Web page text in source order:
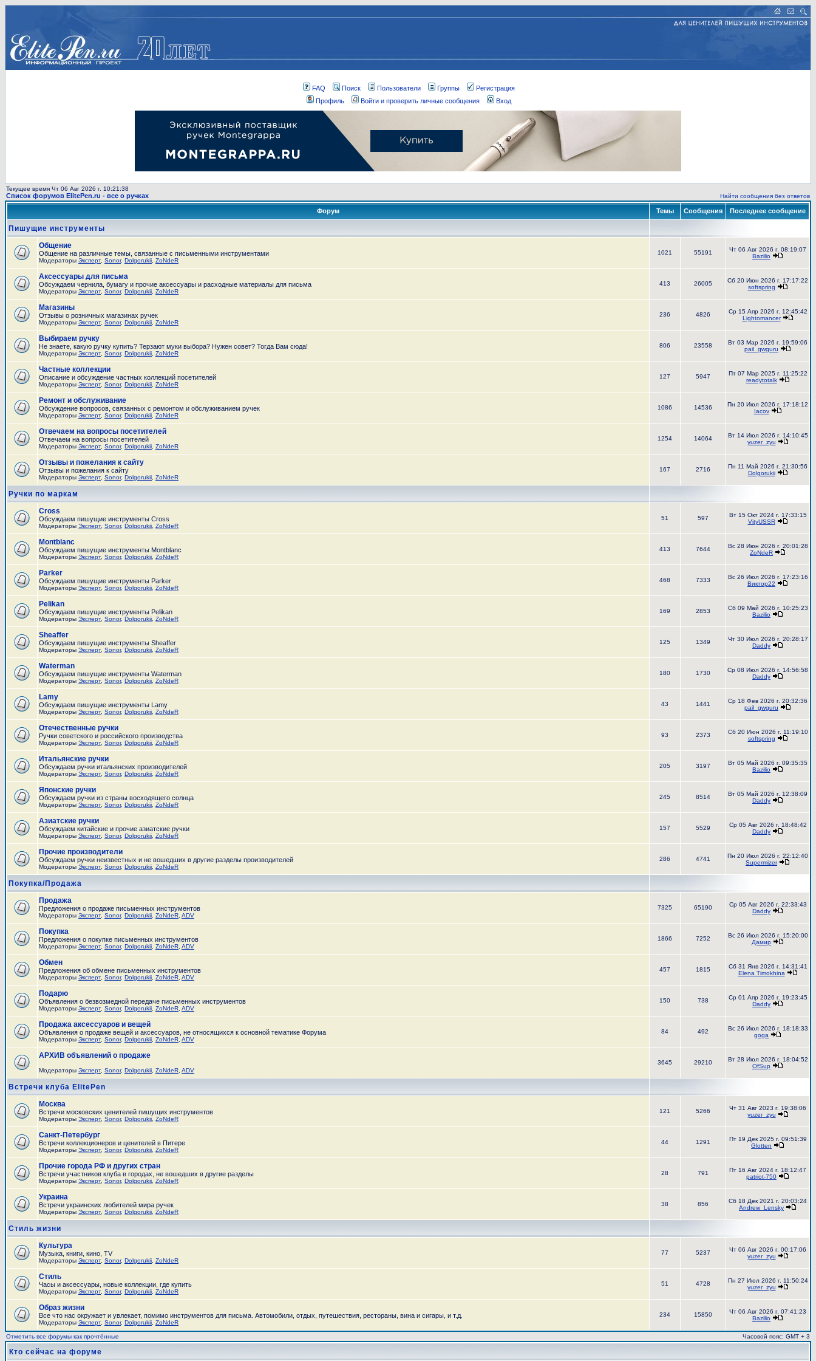
FAQ Поиск Пользователи Группы
Регистрация
Профиль
Войти и проверить личные сообщения Вход
Текущее время Чт 06 Авг 2026 г. 10:21:38
Список форумов ElitePen.ru - все о ручках Найти сообщения без ответов
Форум Темы Сообщения Последнее сообщение
Пишущие инструменты
Общение
Общение на различные темы, связанные с письменными инструментами
Модераторы Эксперт, Sonor, Dolgorukii ZoNdeR
1021 55191
Чт 06 Авг 2026 г. 08:19:07
Bazilio
Аксессуары для письма
Обсуждаем чернила, бумагу и прочие аксессуары и расходные материалы для письма
Модераторы Эксперт, Sonor, Dolgorukii ZoNdeR
413 26005
Сб 20 Июн 2026 г. 17:17:22
softspring
Магазины
Отзывы о розничных магазинах ручек
Модераторы Эксперт, Sonor, Dolgorukii ZoNdeR
236 4826
Ср 15 Апр 2026 г. 12:45:42
Lightomancer
Выбираем ручку
Не знаете, какую ручку купить? Терзают муки выбора? Нужен совет? Тогда Вам сюда!
Модераторы Эксперт, Sonor, Dolgorukii ZoNdeR
806 23558
Вт 03 Мар 2026 г. 19:59:06
pail_gwguru
Частные коллекции
Описание и обсуждение частных коллекций посетителей
Модераторы Эксперт, Sonor, Dolgorukii ZoNdeR
127 5947
Пт 07 Мар 2025 г. 11:25:22
readytotalk
Ремонт и обслуживание
Обсуждение вопросов, связанных с ремонтом и обслуживанием ручек
Модераторы Эксперт, Sonor, Dolgorukii ZoNdeR
1086 14536
Пн 20 Июл 2026 г. 17:18:12
Iacov
Отвечаем на вопросы посетителей
Отвечаем на вопросы посетителей
Модераторы Эксперт, Sonor, Dolgorukii ZoNdeR
1254 14064
Вт 14 Июл 2026 г. 14:10:45
yuzer_zyu
Отзывы и пожелания к сайту
Отзывы и пожелания к сайту
Модераторы Эксперт, Sonor, Dolgorukii ZoNdeR
167 2716
Пн 11 Май 2026 г. 21:30:56
Dolgorukii
Ручки по маркам
Cross
Обсуждаем пишущие инструменты Cross
Модераторы Эксперт, Sonor, Dolgorukii ZoNdeR
51 597
Вт 15 Окт 2024 г. 17:33:15
VityUSSR
Montblanc
Обсуждаем пишущие инструменты Montblanc
Модераторы Эксперт, Sonor, Dolgorukii ZoNdeR
413 7644
Вс 28 Июн 2026 г. 20:01:28
ZoNdeR
Parker
Обсуждаем пишущие инструменты Parker
Модераторы Эксперт, Sonor, Dolgorukii ZoNdeR
468 7333
Вс 26 Июл 2026 г. 17:23:16
Виктор22
Pelikan
Обсуждаем пишущие инструменты Pelikan
Модераторы Эксперт, Sonor, Dolgorukii ZoNdeR
169 2853
Сб 09 Май 2026 г. 10:25:23
Bazilio
Sheaffer
Обсуждаем пишущие инструменты Sheaffer
Модераторы Эксперт, Sonor, Dolgorukii ZoNdeR
125 1349
Чт 30 Июл 2026 г. 20:28:17
Daddy
Waterman
Обсуждаем пишущие инструменты Waterman
Модераторы Эксперт, Sonor, Dolgorukii ZoNdeR
180 1730
Ср 08 Июл 2026 г. 14:56:58
Daddy
Lamy
Обсуждаем пишущие инструменты Lamy
Модераторы Эксперт, Sonor, Dolgorukii ZoNdeR
43 1441
Ср 18 Фев 2026 г. 20:32:36
pail_gwguru
Отечественные ручки
Ручки советского и российского производства
Модераторы Эксперт, Sonor, Dolgorukii ZoNdeR
93 2373
Сб 20 Июн 2026 г. 11:19:10
softspring
Итальянские ручки
Обсуждаем ручки итальянских производителей
Модераторы Эксперт, Sonor, Dolgorukii ZoNdeR
205 3197
Вт 05 Май 2026 г. 09:35:35
Bazilio
Японские ручки
Обсуждаем ручки из страны восходящего солнца
Модераторы Эксперт, Sonor, Dolgorukii ZoNdeR
245 8514
Вт 05 Май 2026 г. 12:38:09
Daddy
Азиатские ручки
Обсуждаем китайские и прочие азиатские ручки
Модераторы Эксперт, Sonor, Dolgorukii ZoNdeR
157 5529
Ср 05 Авг 2026 г. 18:48:42
Daddy
Прочие производители
Обсуждаем ручки неизвестных и не вошедших в другие разделы производителей
Модераторы Эксперт, Sonor, Dolgorukii ZoNdeR
286 4741
Пн 20 Июл 2026 г. 22:12:40
Supermizer
Покупка/Продажа
Продажа
Предложения о продаже письменных инструментов
Модераторы Эксперт, Sonor, Dolgorukii ZoNdeR ADV
7325 65190
Ср 05 Авг 2026 г. 22:33:43
Daddy
Покупка
Предложения о покупке письменных инструментов
Модераторы Эксперт, Sonor, Dolgorukii ZoNdeR ADV
1866 7252
Вс 26 Июл 2026 г. 15:20:00
Дамир
Обмен
Предложения об обмене письменных инструментов
Модераторы Эксперт, Sonor, Dolgorukii ZoNdeR ADV
457 1815
Сб 31 Янв 2026 г. 14:31:41
Elena Timokhina
Подарю
Объявления о безвозмедной передаче письменных инструментов
Модераторы Эксперт, Sonor, Dolgorukii ZoNdeR ADV
150 738
Ср 01 Апр 2026 г. 19:23:45
Daddy
Продажа аксессуаров и вещей
Объявления о продаже вещей и аксессуаров, не относящихся к основной тематике Форума
Модераторы Эксперт, Sonor, Dolgorukii ZoNdeR ADV
84 492
Вс 26 Июл 2026 г. 18:18:33
goga
АРХИВ объявлений о продаже
Модераторы Эксперт, Sonor, Dolgorukii ZoNdeR ADV
3645 29210
Вт 28 Июл 2026 г. 18:04:52
OfSup
Встречи клуба ElitePen
Москва
Встречи московских ценителей пишущих инструментов
Модераторы Эксперт, Sonor, Dolgorukii ZoNdeR
121 5266
Чт 31 Авг 2023 г. 19:38:06
yuzer_zyu
Санкт-Петербург
Встречи коллекционеров и ценителей в Питере
Модераторы Эксперт, Sonor, Dolgorukii ZoNdeR
44 1291
Пт 19 Дек 2025 г. 09:51:39
Glotten
Прочие города РФ и других стран
Встречи участников клуба в городах, не вошедших в другие разделы
Модераторы Эксперт, Sonor, Dolgorukii ZoNdeR
28 791
Пт 16 Авг 2024 г. 18:12:47
patriot-750
Украина
Встречи украинских любителей мира ручек
Модераторы Эксперт, Sonor, Dolgorukii ZoNdeR
38 856
Сб 18 Дек 2021 г. 20:03:24
Andrew_Lensky
Стиль жизни
Культура
Музыка, книги, кино, TV
Модераторы Эксперт, Sonor, Dolgorukii ZoNdeR
77 5237
Чт 06 Авг 2026 г. 00:17:06
yuzer_zyu
Стиль
Часы и аксесcуары, новые коллекции, где купить
Модераторы Эксперт, Sonor, Dolgorukii ZoNdeR
51 4728
Пн 27 Июл 2026 г. 11:50:24
yuzer_zyu
Образ жизни
Все что нас окружает и увлекает, помимо инструментов для письма. Автомобили, отдых, путешествия, рестораны, вина и сигары, и т.д.
Модераторы Эксперт, Sonor, Dolgorukii ZoNdeR
234 15850
Чт 06 Авг 2026 г. 07:41:23
Bazilio
Отметить все форумы как прочтённые Часовой пояс: GMT + 3
Кто сейчас на форуме